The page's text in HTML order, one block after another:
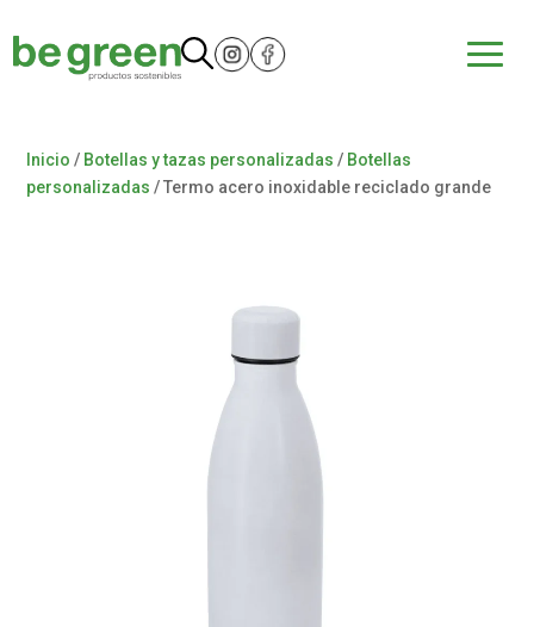
Inicio / Botellas y tazas personalizadas / Botellas
personalizadas / Termo acero inoxidable reciclado grande